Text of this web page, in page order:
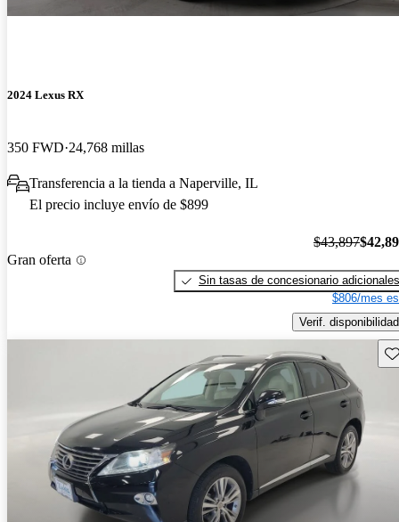
2024 Lexus RX
350 FWD 24,768 millas
Transferencia a la tienda a Naperville, IL
El precio incluye envío de $899
Gran oferta
$43,897
Sin tasas de concesionario adicionales
$806/mes
Verif. disponibilidad